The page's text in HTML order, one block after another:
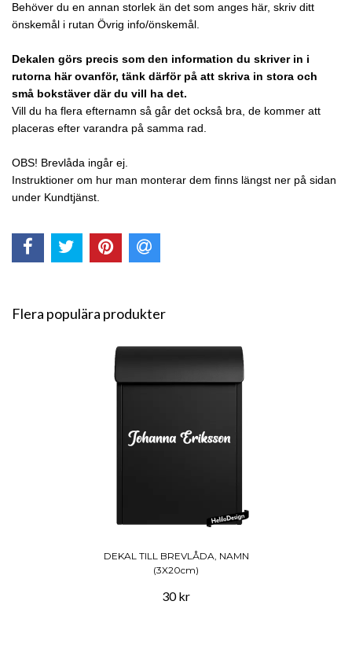
Behöver du en annan storlek än det som anges här, skriv ditt
önskemål i rutan Övrig info/önskemål.
Dekalen görs precis som den information du skriver in i
rutorna här ovanför, tänk därför på att skriva in stora och
små bokstäver där du vill ha det.
Vill du ha flera efternamn så går det också bra, de kommer att
placeras efter varandra på samma rad.
OBS! Brevlåda ingår ej.
Instruktioner om hur man monterar dem finns längst ner på sidan
under Kundtjänst.
Flera populära produkter
DEKAL TILL BREVLÅDA, NAMN
(3X20cm)
30 kr